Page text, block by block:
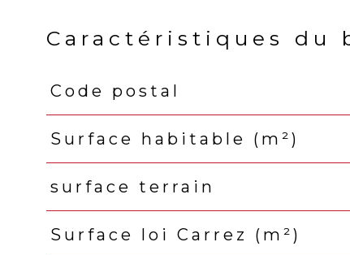
Caractéristiques du
Caractéristiques
Code postal
Surface habitable (m²)
surface terrain
Surface loi Carrez (m²)